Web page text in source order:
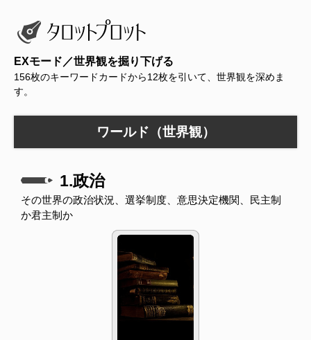
EXモード／世界観を掘り下げる
156枚のキーワードカードから12枚を引いて、世界観を深めま
す。
ワールド（世界観）
1.政治
その世界の政治状況、選挙制度、意思決定機関、民主制
か君主制か